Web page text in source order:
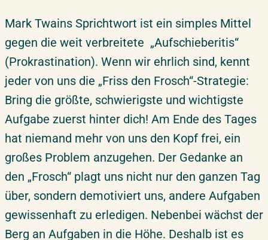
Mark Twains Sprichtwort ist ein simples Mittel
gegen die weit verbreitete „Aufschieberitis“
(Prokrastination). Wenn wir ehrlich sind, kennt
jeder von uns die „Friss den Frosch“-Strategie:
Bring die größte, schwierigste und wichtigste
Aufgabe zuerst hinter dich! Am Ende des Tages
hat niemand mehr von uns den Kopf frei, ein
großes Problem anzugehen. Der Gedanke an
den „Frosch“ plagt uns nicht nur den ganzen Tag
über, sondern demotiviert uns, andere Aufgaben
gewissenhaft zu erledigen. Nebenbei wächst der
Berg an Aufgaben in die Höhe. Deshalb ist es